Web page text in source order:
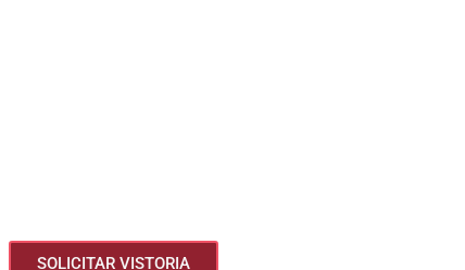
SOLICITAR VISTORIA